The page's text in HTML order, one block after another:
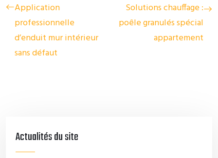
Application
professionnelle
d’enduit mur intérieur
sans défaut
Solutions chauffage :
poêle granulés spécial
appartement
Actualités du site